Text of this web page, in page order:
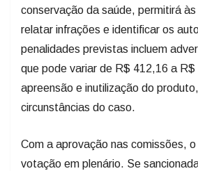
conservação da saúde, permitirá
relatar infrações e identificar os
penalidades previstas incluem
que pode variar de R$ 412,16 a
apreensão e inutilização do
circunstâncias do caso.
Com a aprovação nas comissões,
votação em plenário. Se